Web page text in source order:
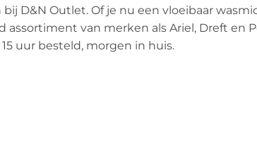
D&N Outlet. Of je nu een vloeibaar
van merken als Ariel, Dreft en
15 uur besteld, morgen in huis.